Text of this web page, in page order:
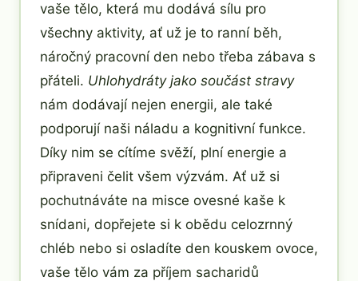
vaše tělo, která mu dodává sílu pro
všechny aktivity, ať už je to ranní běh,
náročný pracovní den nebo třeba zábava s
přáteli. Uhlohydráty jako součást stravy
nám dodávají nejen energii, ale také
podporují naši náladu a kognitivní funkce.
Díky nim se cítíme svěží, plní energie a
připraveni čelit všem výzvám. Ať už si
pochutnáváte na misce ovesné kaše k
snídani, dopřejete si k obědu celozrnný
chléb nebo si osladíte den kouskem ovoce,
vaše tělo vám za příjem sacharidů